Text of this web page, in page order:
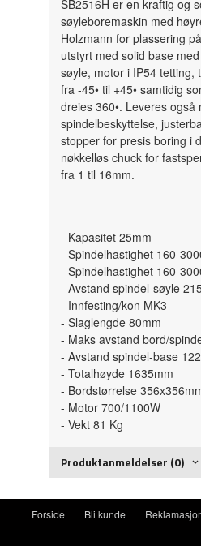
SB2516H er enkraftig og
søyleboremaskin med
Holzmann for plassering
utstyrt med solid base
søyle, motor i IP54 tetting,
fra -45• til +45• samtidig
dreies 360•. Leveres også
spindelbeskyttelse,
stopper for presis boring i
nøkkelløs chuck for
fra 1 til 16mm.
- Kapasitet 25mm
- Spindelhastighet 160-
- Spindelhastighet 160-
- Avstand spindel-søyle
- Innfesting/kon MK3
- Slaglengde 80mm
- Maks avstand bord/
- Avstand spindel-base
- Totalhøyde 1635mm
- Bordstørrelse
- Motor 700/1100W
- Vekt 81 Kg
Produktanmeldelser (0)
Forside Bli kunde